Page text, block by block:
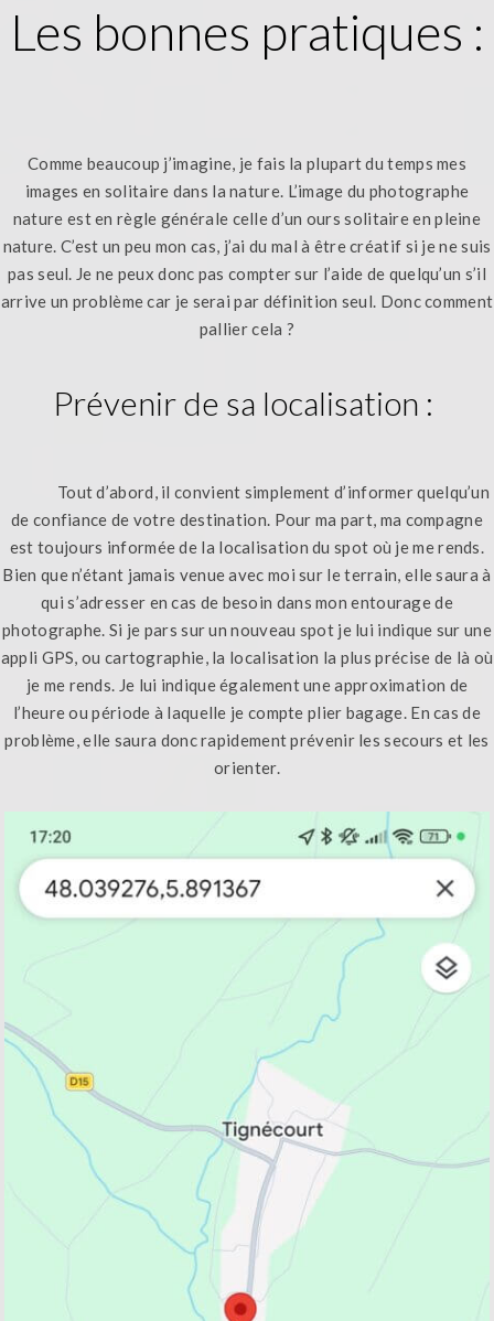
Les bonnes pratiques :
Comme beaucoup j’imagine, je fais la plupart du temps mes
images en solitaire dans la nature. L’image du photographe
nature est en règle générale celle d’un ours solitaire en pleine
nature. C’est un peu mon cas, j’ai du mal à être créatif si je ne suis
pas seul. Je ne peux donc pas compter sur l’aide de quelqu’un s’il
arrive un problème car je serai par définition seul. Donc comment
pallier cela ?
Prévenir de sa localisation :
Tout d’abord, il convient simplement d’informer quelqu’un
de confiance de votre destination. Pour ma part, ma compagne
est toujours informée de la localisation du spot où je me rends.
Bien que n’étant jamais venue avec moi sur le terrain, elle saura à
qui s’adresser en cas de besoin dans mon entourage de
photographe. Si je pars sur un nouveau spot je lui indique sur une
appli GPS, ou cartographie, la localisation la plus précise de là où
je me rends. Je lui indique également une approximation de
l’heure ou période à laquelle je compte plier bagage. En cas de
problème, elle saura donc rapidement prévenir les secours et les
orienter.